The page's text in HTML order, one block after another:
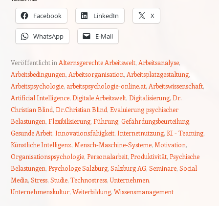
Facebook LinkedIn X
WhatsApp E-Mail
Veröffentlicht in Alternsgerechte Arbeitswelt, Arbeitsanalyse,
Arbeitsbedingungen, Arbeitsorganisation, Arbeitsplatzgestaltung,
Arbeitspsychologie, arbeitspsychologie-online.at, Arbeitswissenschaft,
Artificial Intelligence, Digitale Arbeitswelt, Digitalisierung, Dr.
Christian Blind, Dr.Christian Blind, Evaluierung psychischer
Belastungen, Flexibilisierung, Führung, Gefährdungsbeurteilung,
Gesunde Arbeit, Innovationsfähigkeit, Internetnutzung, KI - Teaming,
Künstliche Intelligenz, Mensch-Maschine-Systeme, Motivation,
Organisationspsychologie, Personalarbeit, Produktivität, Psychische
Belastungen, Psychologe Salzburg, Salzburg AG, Seminare, Social
Media, Stress, Studie, Technostress,Unternehmen,
Unternehmenskultur, Weiterbildung, Wissensmanagement